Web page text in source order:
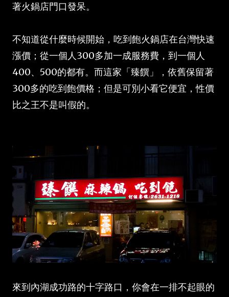
著火鍋店門口發呆。
不知道從什麼時候開始，吃到飽火鍋店在台灣快速
漲價；從一個人300多加一成服務費，到一個人
400、500的都有。而這家「臻饌」，依舊保留著
300多的吃到飽價格；但是可別小看它便宜，性價
比之王不是叫假的。
來到內湖成功路的十字路口，你會在一排不起眼的